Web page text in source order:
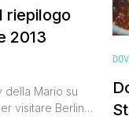
riepilogo
2013
della Mario su
visitare Berlino